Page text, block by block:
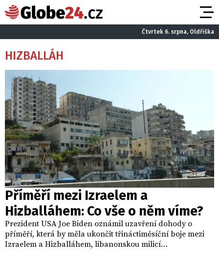
Čtvrtek 6. srpna, Oldřiška
HIZBALLÁH
Příměří mezi Izraelem a
Hizballáhem: Co vše o něm víme?
Prezident USA Joe Biden oznámil uzavření dohody o
příměří, která by měla ukončit třináctiměsíční boje mezi
Izraelem a Hizballáhem, libanonskou milicí